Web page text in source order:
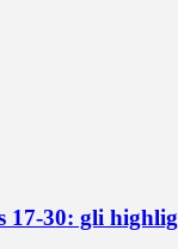
17-30: gli